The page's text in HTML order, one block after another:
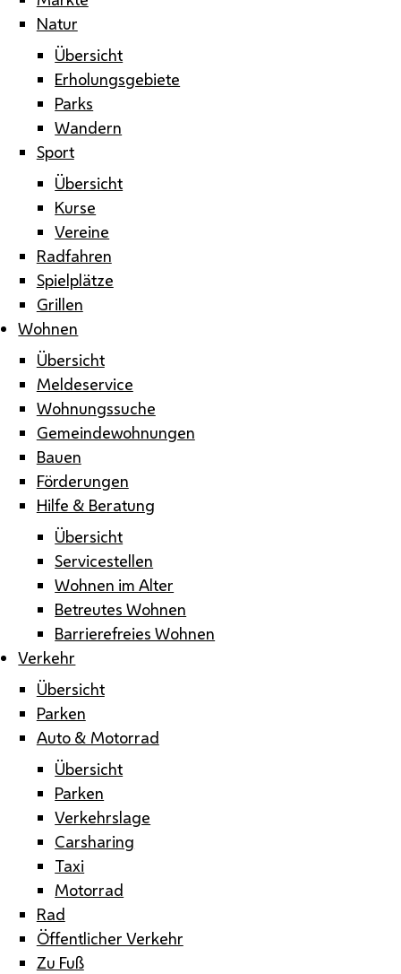
Natur
Übersicht
Erholungsgebiete
Parks
Wandern
Sport
Übersicht
Kurse
Vereine
Radfahren
Spielplätze
Grillen
Wohnen
Übersicht
Meldeservice
Wohnungssuche
Gemeindewohnungen
Bauen
Förderungen
Hilfe & Beratung
Übersicht
Servicestellen
Wohnen im Alter
Betreutes Wohnen
Barrierefreies Wohnen
Verkehr
Übersicht
Parken
Auto & Motorrad
Übersicht
Parken
Verkehrslage
Carsharing
Taxi
Motorrad
Rad
Öffentlicher Verkehr
Zu Fuß